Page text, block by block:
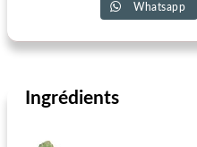
Whatsapp
Ingrédients